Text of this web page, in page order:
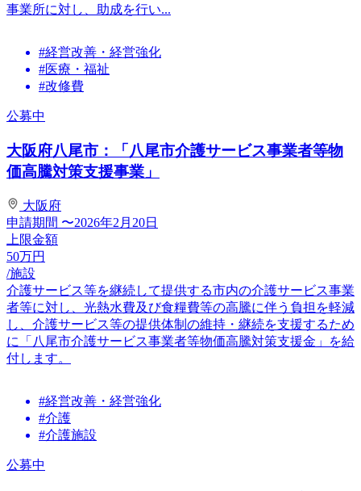
事業所に対し、助成を行い...
#経営改善・経営強化
#医療・福祉
#改修費
公募中
大阪府八尾市：「八尾市介護サービス事業者等物
価高騰対策支援事業」
大阪府
申請期間 〜2026年2月20日
上限金額
50万円
/施設
介護サービス等を継続して提供する市内の介護サービス事業
者等に対し、光熱水費及び食糧費等の高騰に伴う負担を軽減
し、介護サービス等の提供体制の維持・継続を支援するため
に「八尾市介護サービス事業者等物価高騰対策支援金」を給
付します。
#経営改善・経営強化
#介護
#介護施設
公募中